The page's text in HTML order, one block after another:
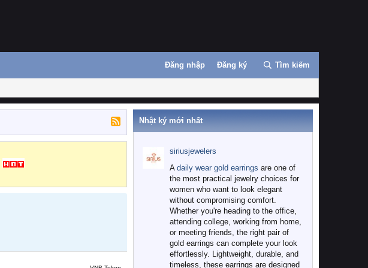
Đăng nhập Đăng ký Tìm kiếm
Nhật ký mới nhất
siriusjewelers
A daily wear gold earrings are one of
the most practical jewelry choices for
women who want to look elegant
without compromising comfort.
Whether you're heading to the office,
attending college, working from home,
or meeting friends, the right pair of
gold earrings can complete your look
effortlessly. Lightweight, durable, and
timeless, these earrings are designed